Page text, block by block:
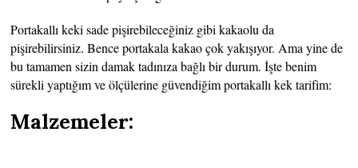
Portakallı keki sade pişirebileceğiniz gibi kakaolu da
pişirebilirsiniz. Bence portakala kakao çok yakışıyor. Ama yine de
bu tamamen sizin damak tadınıza bağlı bir durum. İşte benim
sürekli yaptığım ve ölçülerine güvendiğim portakallı kek tarifim:
Malzemeler: